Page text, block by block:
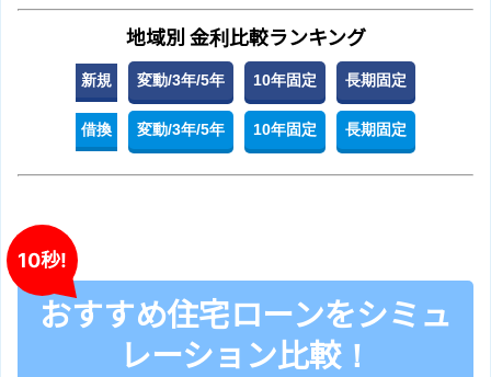
地域別 金利比較ランキング
新規 変動/3年/5年 10年固定 長期固定
借換 変動/3年/5年 10年固定 長期固定
10秒!
おすすめ住宅ローンをシミュ
レーション比較！